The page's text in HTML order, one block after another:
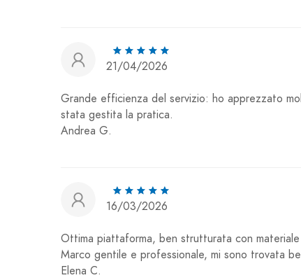
21/04/2026
Grande efficienza del servizio: ho apprezzato
stata gestita la pratica.
Andrea G.
16/03/2026
Ottima piattaforma, ben strutturata con
Marco gentile e professionale, mi sono trovata
Elena C.